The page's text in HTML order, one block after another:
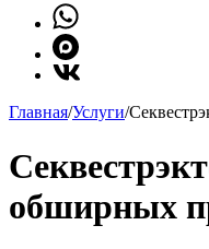
Главная/Услуги/
обширных